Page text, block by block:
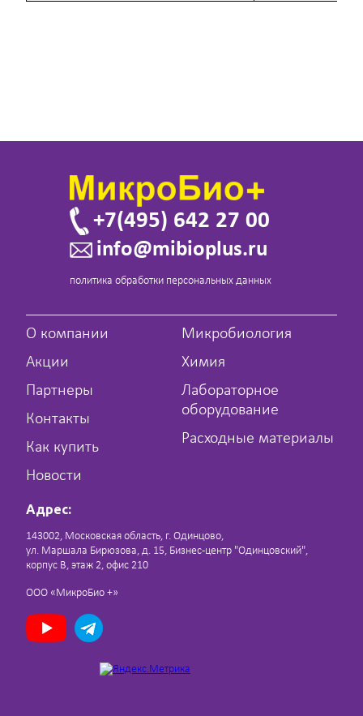
+7(495) 642 27 00
info@mibioplus.ru
политика обработки персональных данных
О компании
Акции
Партнеры
Контакты
Как купить
Новости
Микробиология
Химия
Лабораторное
оборудование
Расходные материалы
Адрес:
143002, Московская область, г. Одинцово,
ул. Маршала Бирюзова, д. 15, Бизнес-центр "Одинцовский",
корпус В, этаж 2, офис 210
ООО «МикроБио +»